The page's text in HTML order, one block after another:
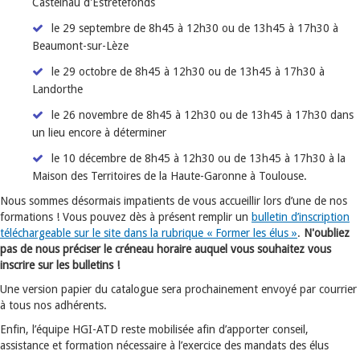
le 29 septembre de 8h45 à 12h30 ou de 13h45 à 17h30 à
Beaumont-sur-Lèze
le 29 octobre de 8h45 à 12h30 ou de 13h45 à 17h30 à
Landorthe
le 26 novembre de 8h45 à 12h30 ou de 13h45 à 17h30 dans
un lieu encore à déterminer
le 10 décembre de 8h45 à 12h30 ou de 13h45 à 17h30 à la
Maison des Territoires de la Haute-Garonne à Toulouse.
Nous sommes désormais impatients de vous accueillir lors d’une de nos
formations ! Vous pouvez dès à présent remplir un bulletin d’inscription
téléchargeable sur le site dans la rubrique « Former les élus ». N'oubliez
pas de nous préciser le créneau horaire auquel vous souhaitez vous
inscrire sur les bulletins !
Une version papier du catalogue sera prochainement envoyé par courrier
à tous nos adhérents.
Enfin, l’équipe HGI-ATD reste mobilisée afin d’apporter conseil,
assistance et formation nécessaire à l’exercice des mandats des élus